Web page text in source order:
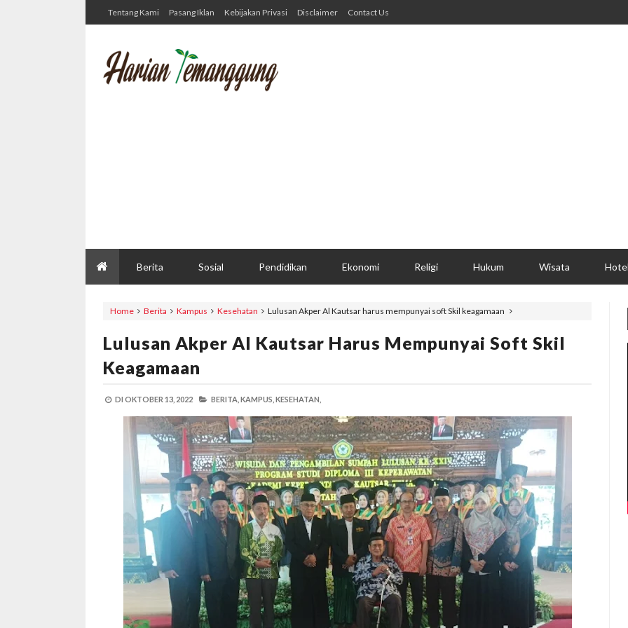
Tentang Kami Pasang Iklan Kebijakan Privasi Disclaimer Contact Us
Berita Sosial Pendidikan Ekonomi Religi Hukum Wisata Hotel
Home Berita Kampus Kesehatan Lulusan Akper Al Kautsar harus mempunyai soft Skil keagamaan
Lulusan Akper Al Kautsar Harus Mempunyai Soft Skil
Keagamaan
DI OKTOBER 13, 2022 BERITA, KAMPUS, KESEHATAN,